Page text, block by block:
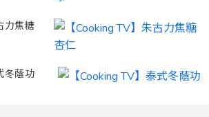
力焦糖
冬蔭功